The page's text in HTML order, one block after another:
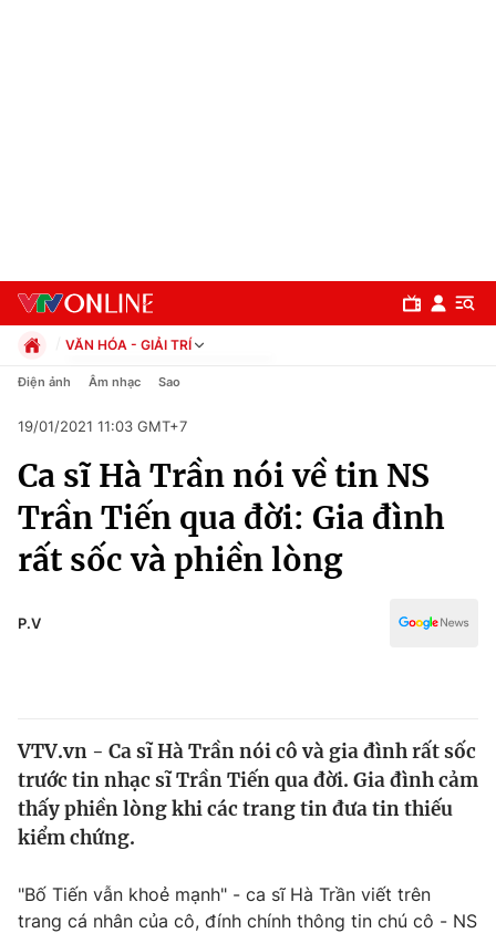
Chuyên mục
Chính trị
Xã hội
Pháp luật
Thế giới
Tin tức
Thế giới đó đây
Câu chuyện quốc tế
Kinh tế
Thị trường
Dữ liệu và đời sống
VĂN HÓA - GIẢI TRÍ
Chính trị
Pháp luật
Kinh tế
Thể thao
Truyền hình
Văn hóa - Giải trí
Điện ảnh Âm nhạc Sao
19/01/2021 11:03 GMT+7
Ca sĩ Hà Trần nói về tin NS
Trần Tiến qua đời: Gia đình
rất sốc và phiền lòng
P.V
VTV.vn - Ca sĩ Hà Trần nói cô và gia đình rất sốc
trước tin nhạc sĩ Trần Tiến qua đời. Gia đình cảm
thấy phiền lòng khi các trang tin đưa tin thiếu
kiểm chứng.
"Bố Tiến vẫn khoẻ mạnh" - ca sĩ Hà Trần viết trên
trang cá nhân của cô, đính chính thông tin chú cô - NS